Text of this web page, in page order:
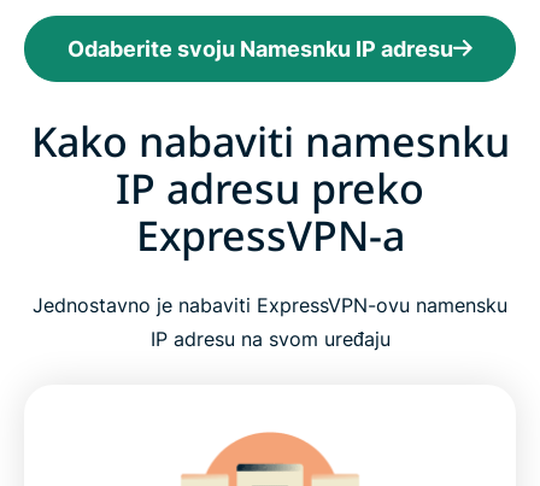
Odaberite svoju Namesnku IP adresu
Kako nabaviti namesnku
IP adresu preko
ExpressVPN-a
Jednostavno je nabaviti ExpressVPN-ovu namensku
IP adresu na svom uređaju